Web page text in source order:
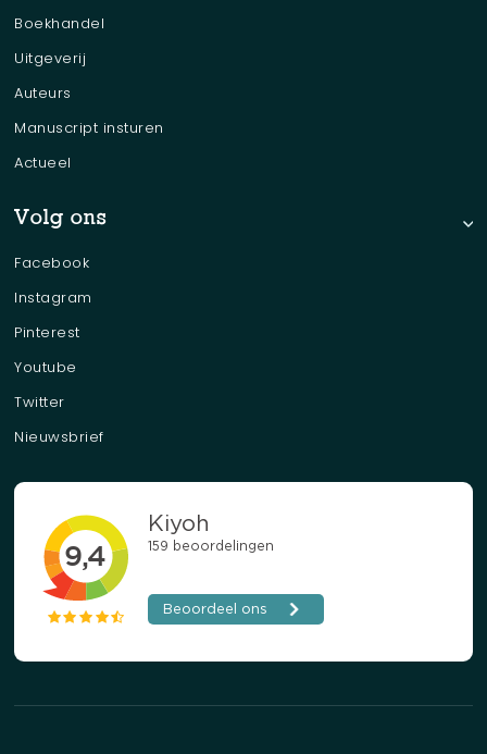
Boekhandel
Uitgeverij
Auteurs
Manuscript insturen
Actueel
Volg ons
Facebook
Instagram
Pinterest
Youtube
Twitter
Nieuwsbrief